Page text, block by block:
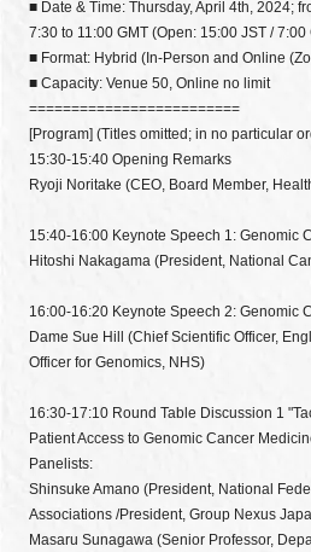
■ Date & Time: Thursday, April 4th, 2024;
7:30 to 11:00 GMT (Open: 15:00 JST / 7:00
■ Format: Hybrid (In-Person and Online
■ Capacity: Venue 50, Online no limit
=========================
[Program] (Titles omitted; in no particular
15:30-15:40 Opening Remarks
Ryoji Noritake (CEO, Board Member,
15:40-16:00 Keynote Speech 1: Genomic
Hitoshi Nakagama (President, National
16:00-16:20 Keynote Speech 2: Genomic
Dame Sue Hill (Chief Scientific Officer,
Officer for Genomics, NHS)
16:30-17:10 Round Table Discussion 1
Patient Access to Genomic Cancer
Panelists:
Shinsuke Amano (President, National
Associations /President, Group Nexus
Masaru Sunagawa (Senior Professor,